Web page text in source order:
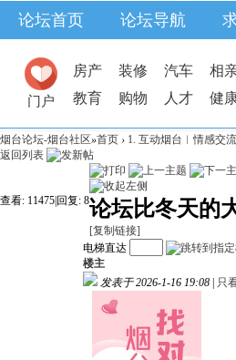
论坛首页 论坛导航
门户
房产 装修 汽车
相
教育
购物 人才 健
烟台论坛-烟台社区»首页 › 1. 互动烟台︱情感交流
返回列表
查看: 11475 回复: 8论坛比冬天的
[复制链接]
电梯直达
楼主
发表于 2026-1-16 19:08
只